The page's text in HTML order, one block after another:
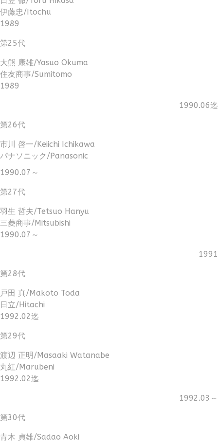
伊藤忠/Itochu
1989
第25代
大熊 康雄/Yasuo Okuma
住友商事/Sumitomo
1989
1990.06迄
第26代
市川 啓一/Keiichi Ichikawa
パナソニック/Panasonic
1990.07～
第27代
羽生 哲夫/Tetsuo Hanyu
三菱商事/Mitsubishi
1990.07～
1991
第28代
戸田 真/Makoto Toda
日立/Hitachi
1992.02迄
第29代
渡辺 正明/Masaaki Watanabe
丸紅/Marubeni
1992.02迄
1992.03～
第30代
青木 貞雄/Sadao Aoki